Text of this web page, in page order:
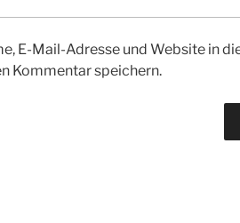
E-Mail-Adresse und Website in
Kommentar speichern.